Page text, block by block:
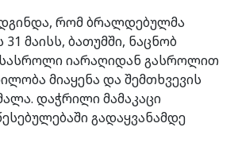
რომ ბრალდებულმა
მაისს, ბათუმში, ნაცნობ
იარაღიდან გასროლით
მიაყენა და შემთხვევის
დაჭრილი მამაკაცი
გადაყვანამდე